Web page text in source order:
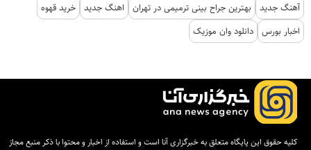
آهنگ جدید
بهترین جراح بینی ترمیمی در تهران اهنگ جدید خرید قهوه
اخبار بورس دانلود وان موزیک
کلیه حقوق این پایگاه متعلق به خبرگزاری آنا است و استفاده از اخبار و محتوا با ذکر منبع مجاز